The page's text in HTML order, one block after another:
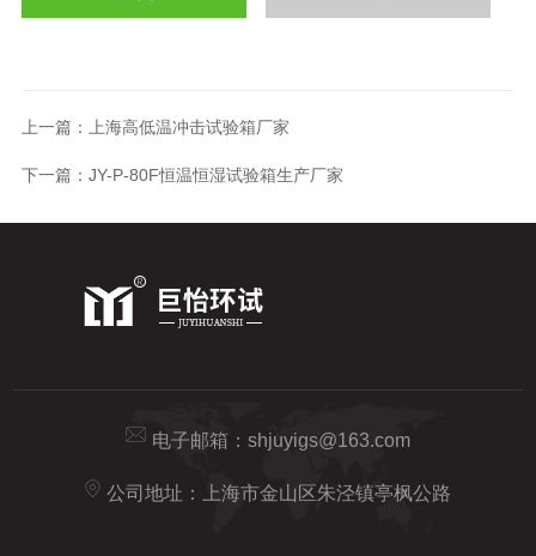
上一篇： 上海高低温冲击试验箱厂家
下一篇： JY-P-80F恒温恒湿试验箱生产厂家
电子邮箱： shjuyigs@163.com
公司地址：上海市金山区朱泾镇亭枫公路